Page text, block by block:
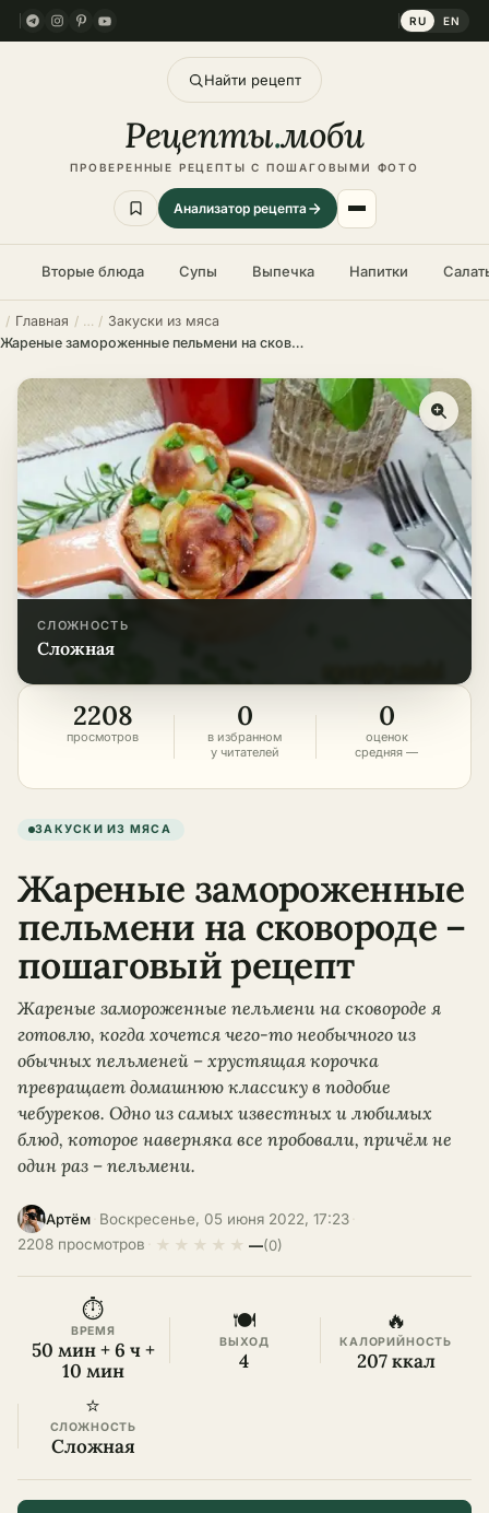
RU EN
Найти рецепт
Рецепты.моби
ПРОВЕРЕННЫЕ РЕЦЕПТЫ С ПОШАГОВЫМИ ФОТО
Анализатор рецепта
Вторые блюда Супы Выпечка Напитки
Главная
Закуски из мяса
Жареные замороженные пельмени на сковороде – пошаговый рецепт
СЛОЖНОСТЬ
сложная
2208
просмотров
0
в избранном
у читателей
0
оценок
средняя —
ЗАКУСКИ ИЗ МЯСА
Жареные замороженные
пельмени на сковороде –
пошаговый рецепт
Жареные замороженные пельмени на сковороде я
готовлю, когда хочется чего-то необычного из
обычных пельменей – хрустящая корочка
превращает домашнюю классику в подобие
чебуреков. Одно из самых известных и любимых
блюд, которое наверняка все пробовали, причём не
один раз – пельмени.
Артём Воскресенье, 05 июня 2022, 17:23
2208 просмотров
★ ★ ★ ★ ★ —(0)
⏱
ВРЕМЯ
50 мин + 6 ч +
10 мин
🍽
ВЫХОД
4
🔥
КАЛОРИЙНОСТЬ
207 ккал
⭐
СЛОЖНОСТЬ
Сложная